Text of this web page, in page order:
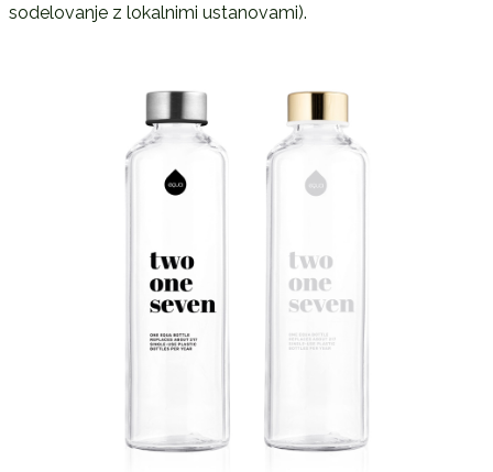
sodelovanje z lokalnimi ustanovami).